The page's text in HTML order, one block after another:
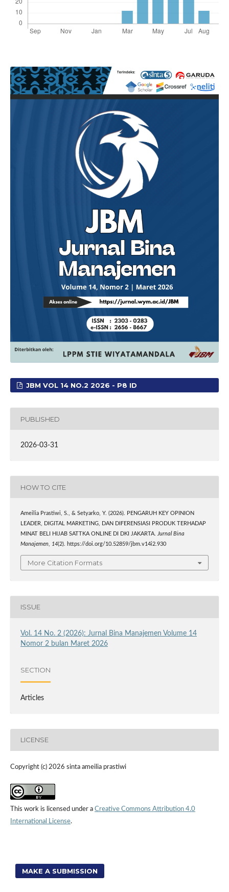
JBM VOL 14 NO.2 2026 - P8 ID
PUBLISHED
2026-03-31
HOW TO CITE
Ameilia Prastiwi, S., & Setyarko, Y. (2026). PENGARUH KEY OPINION
LEADER, DIGITAL MARKETING, DAN DIFERENSIASI PRODUK TERHADAP
MINAT BELI HIJAB SATTKA ONLINE DI DKI JAKARTA. Jurnal Bina
Manajemen, 14(2). https://doi.org/10.52859/jbm.v14i2.930
More Citation Formats
ISSUE
Vol. 14 No. 2 (2026): Jurnal Bina Manajemen Volume 14
Nomor 2 bulan Maret 2026
SECTION
Articles
LICENSE
Copyright (c) 2026 sinta ameilia prastiwi
This work is licensed under a Creative Commons Attribution 4.0
International License.
MAKE A SUBMISSION